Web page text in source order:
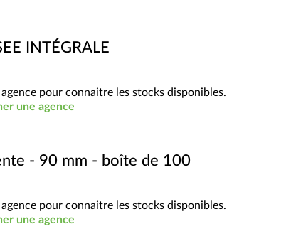
INTÉGRALE
pour connaitre les stocks disponibles.
une agence
- 90 mm - boîte de 100
pour connaitre les stocks disponibles.
une agence